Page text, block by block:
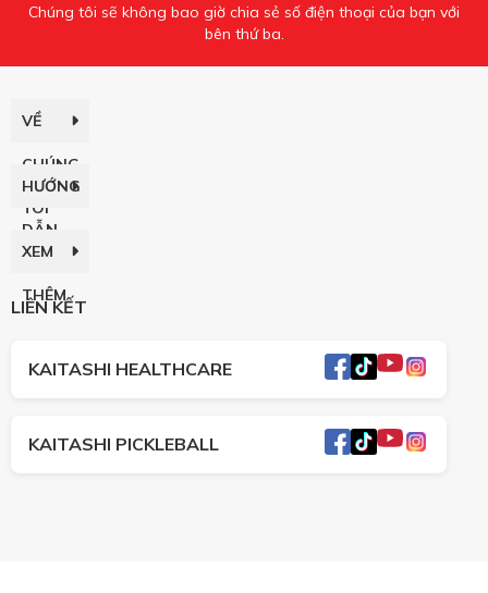
Chúng tôi sẽ không bao giờ chia sẻ số điện thoại của bạn với
bên thứ ba.
VỀ
CHÚNG
TÔI
HƯỚNG
DẪN
XEM
THÊM
LIÊN KẾT
KAITASHI HEALTHCARE
KAITASHI PICKLEBALL